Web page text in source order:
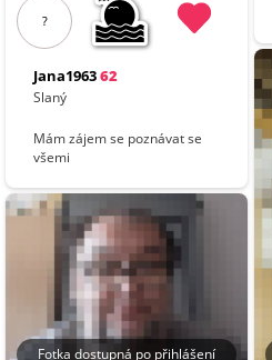
?
Jana196362
Slaný
Mám zájem se poznávat se
všemi
Fotka dostupná po přihlášení